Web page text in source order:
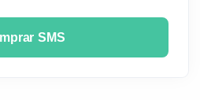
SMS